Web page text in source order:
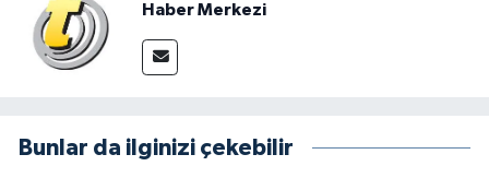
Haber Merkezi
Bunlar da ilginizi çekebilir